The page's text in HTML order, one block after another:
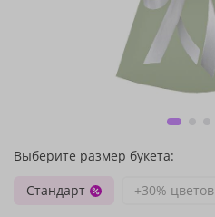
Выберите размер букета:
Стандарт
+30% цветов